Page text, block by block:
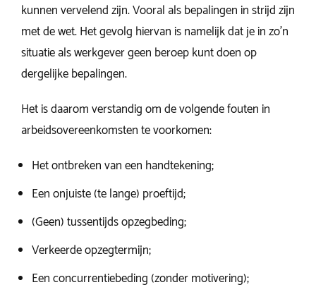
kunnen vervelend zijn. Vooral als bepalingen in strijd zijn
met de wet. Het gevolg hiervan is namelijk dat je in zo’n
situatie als werkgever geen beroep kunt doen op
dergelijke bepalingen.
Het is daarom verstandig om de volgende fouten in
arbeidsovereenkomsten te voorkomen:
Het ontbreken van een handtekening;
Een onjuiste (te lange) proeftijd;
(Geen) tussentijds opzegbeding;
Verkeerde opzegtermijn;
Een concurrentiebeding (zonder motivering);